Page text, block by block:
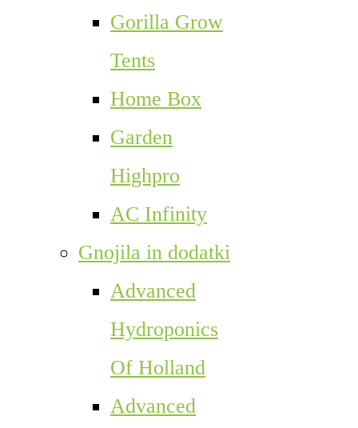
Gorilla Grow
Tents
Home Box
Garden
Highpro
AC Infinity
Gnojila in dodatki
Advanced
Hydroponics
Of Holland
Advanced